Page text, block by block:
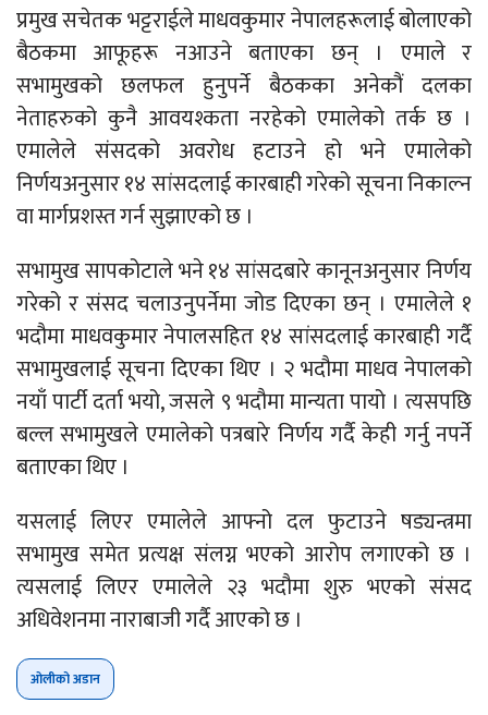
प्रमुख सचेतक भट्टराईले माधवकुमार नेपालहरूलाई बोलाएको
बैठकमा आफूहरू नआउने बताएका छन् । एमाले र
सभामुखको छलफल हुनुपर्ने बैठकका अनेकौं दलका
नेताहरुको कुनै आवयश्कता नरहेको एमालेको तर्क छ ।
एमालेले संसदको अवरोध हटाउने हो भने एमालेको
निर्णयअनुसार १४ सांसदलाई कारबाही गरेको सूचना निकाल्न
वा मार्गप्रशस्त गर्न सुझाएको छ ।
सभामुख सापकोटाले भने १४ सांसदबारे कानूनअनुसार निर्णय
गरेको र संसद चलाउनुपर्नेमा जोड दिएका छन् । एमालेले १
भदौमा माधवकुमार नेपालसहित १४ सांसदलाई कारबाही गर्दै
सभामुखलाई सूचना दिएका थिए । २ भदौमा माधव नेपालको
नयाँ पार्टी दर्ता भयो, जसले ९ भदौमा मान्यता पायो । त्यसपछि
बल्ल सभामुखले एमालेको पत्रबारे निर्णय गर्दै केही गर्नु नपर्ने
बताएका थिए ।
यसलाई लिएर एमालेले आफ्नो दल फुटाउने षड्यन्त्रमा
सभामुख समेत प्रत्यक्ष संलग्न भएको आरोप लगाएको छ ।
त्यसलाई लिएर एमालेले २३ भदौमा शुरु भएको संसद
अधिवेशनमा नाराबाजी गर्दै आएको छ ।
ओलीको अडान